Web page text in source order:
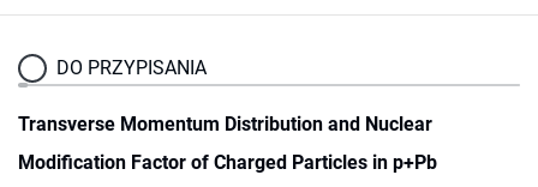
DO PRZYPISANIA
Transverse Momentum Distribution and Nuclear
Modification Factor of Charged Particles in p+Pb